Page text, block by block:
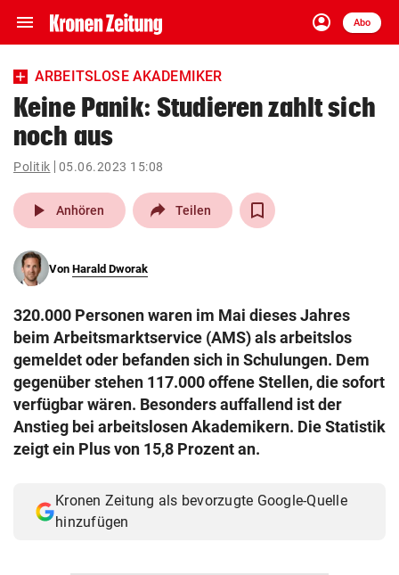
menu Navigation
ein-/ausklappen
account_circle
Anmelden
Abo
close Schließen
account_circle Anmelden
pin_drop
Wien arrow_right
search
eingeben
© Krone Multimedia GmbH & Co KG 2026
Muthgasse 2, 1190 Wien
ARBEITSLOSE AKADEMIKER
Keine Panik: Studieren zahlt sich
noch aus
Politik 05.06.2023 15:08
play_arrow Anhören Teilen
Von Harald Dworak
320.000 Personen waren im Mai dieses Jahres
beim Arbeitsmarktservice (AMS) als arbeitslos
gemeldet oder befanden sich in Schulungen. Dem
gegenüber stehen 117.000 offene Stellen, die sofort
verfügbar wären. Besonders auffallend ist der
Anstieg bei arbeitslosen Akademikern. Die Statistik
zeigt ein Plus von 15,8 Prozent an.
Kronen Zeitung als bevorzugte Google-Quelle
hinzufügen